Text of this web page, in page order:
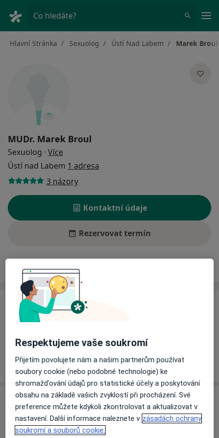
Co hledáte?
Hlavní Stránka Sexuolog Ústí Nad Labem Marek Broul
MUDr. Marek Broul
Sexuolog · Více
Ústí nad Labem 1 adresa
3 názory
Kontaktní údaje
Rezervovat termín
Ceník Adresy
Ceník
Informace o službách a cenách nejsou k dispozici
Tento specialista ještě nepřidával žádné informace o
svých službách.
Adresa
Ordinace
Ústí nad Labem
Respektujeme vaše soukromí
Přijetím povolujete nám a našim partnerům používat
soubory cookie (nebo podobné technologie) ke
shromažďování údajů pro statistické účely a poskytování
obsahu na základě vašich zvyklostí při procházení. Své
preference můžete kdykoli zkontrolovat a aktualizovat v
nastavení. Další informace naleznete v zásadách ochrany
soukromí a souborů cookie.